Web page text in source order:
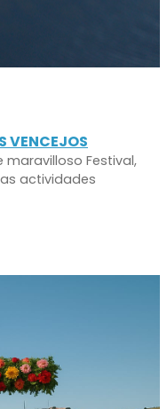
VENCEJOS
Festival,
actividades